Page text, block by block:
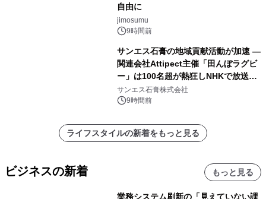
自由に
jimosumu
9時間前
サンエス石膏の地域貢献活動が加速 ―
関連会社Attipect主催「田んぼラグビ
ー」は100名超が熱狂しNHKで放送さ
れました。
サンエス石膏株式会社
9時間前
ライフスタイルの新着をもっと見る
ビジネスの新着 もっと見る
業務システム刷新の「見えていない課